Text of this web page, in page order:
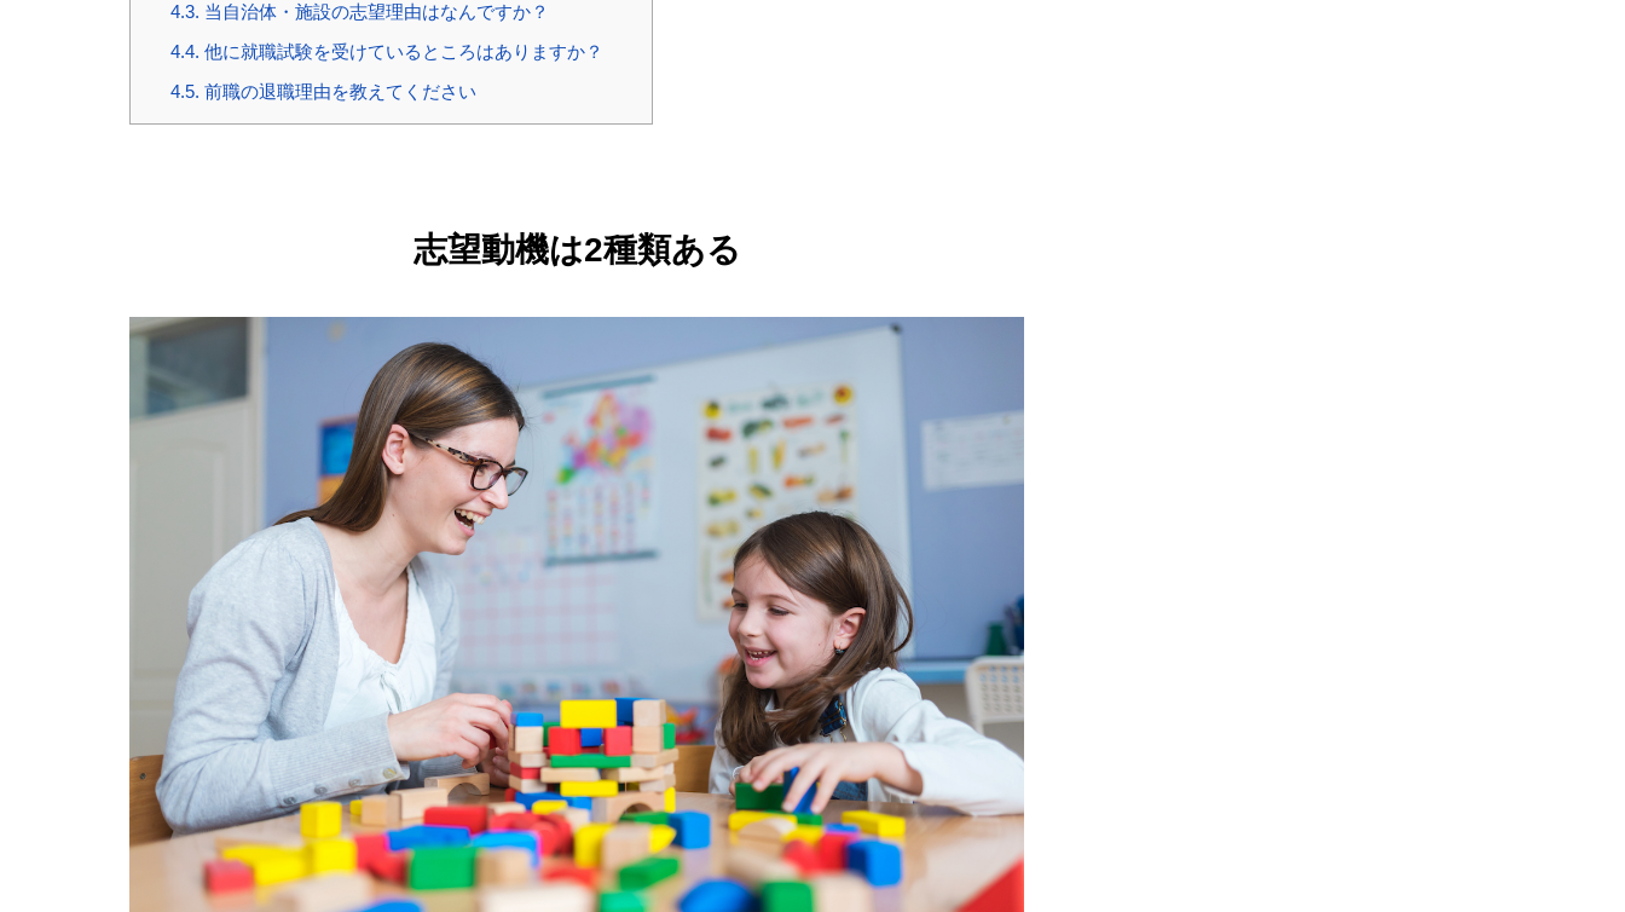
4.3. 当自治体・施設の志望理由はなんですか？
4.4. 他に就職試験を受けているところはありますか？
4.5. 前職の退職理由を教えてください
志望動機は2種類ある